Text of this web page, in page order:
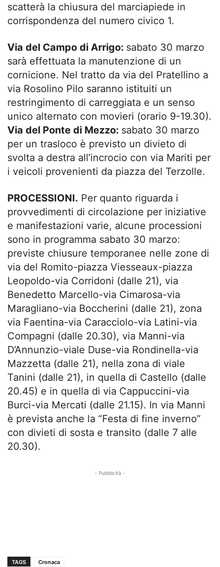
scatterà la chiusura del marciapiede in
corrispondenza del numero civico 1.
Via del Campo di Arrigo: sabato 30 marzo
sarà effettuata la manutenzione di un
cornicione. Nel tratto da via del Pratellino a
via Rosolino Pilo saranno istituiti un
restringimento di carreggiata e un senso
unico alternato con movieri (orario 9-19.30).
Via del Ponte di Mezzo: sabato 30 marzo
per un trasloco è previsto un divieto di
svolta a destra all’incrocio con via Mariti per
i veicoli provenienti da piazza del Terzolle.
PROCESSIONI. Per quanto riguarda i
provvedimenti di circolazione per iniziative
e manifestazioni varie, alcune processioni
sono in programma sabato 30 marzo:
previste chiusure temporanee nelle zone di
via del Romito-piazza Viesseaux-piazza
Leopoldo-via Corridoni (dalle 21), via
Benedetto Marcello-via Cimarosa-via
Maragliano-via Boccherini (dalle 21), zona
via Faentina-via Caracciolo-via Latini-via
Compagni (dalle 20.30), via Manni-via
D’Annunzio-viale Duse-via Rondinella-via
Mazzetta (dalle 21), nella zona di viale
Tanini (dalle 21), in quella di Castello (dalle
20.45) e in quella di via Cappuccini-via
Burci-via Mercati (dalle 21.15). In via Manni
è prevista anche la “Festa di fine inverno”
con divieti di sosta e transito (dalle 7 alle
20.30).
- Pubblicità -
TAGS Cronaca